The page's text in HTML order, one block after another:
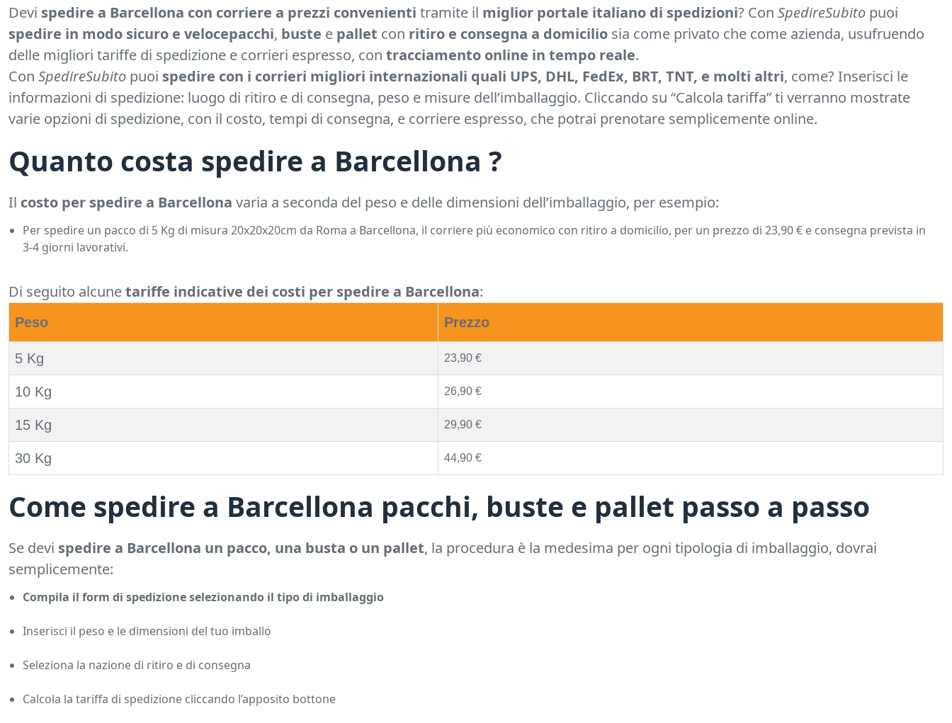
Devi spedire a Barcellona con corriere a prezzi convenienti tramite il miglior portale italiano di spedizioni? Con SpedireSubito puoi
spedire in modo sicuro e velocepacchi, buste e pallet con ritiro e consegna a domicilio sia come privato che come azienda, usufruendo
delle migliori tariffe di spedizione e corrieri espresso, con tracciamento online in tempo reale.
Con SpedireSubito puoi spedire con i corrieri migliori internazionali quali UPS, DHL, FedEx, BRT, TNT, e molti altri, come? Inserisci le
informazioni di spedizione: luogo di ritiro e di consegna, peso e misure dell’imballaggio. Cliccando su “Calcola tariffa” ti verranno mostrate
varie opzioni di spedizione, con il costo, tempi di consegna, e corriere espresso, che potrai prenotare semplicemente online.
Quanto costa spedire a Barcellona ?
Il costo per spedire a Barcellona varia a seconda del peso e delle dimensioni dell’imballaggio, per esempio:
Per spedire un pacco di 5 Kg di misura 20x20x20cm da Roma a Barcellona, il corriere più economico con ritiro a domicilio, per un prezzo di 23,90 € e consegna prevista in
3-4 giorni lavorativi.
Di seguito alcunetariffe indicative dei costi per spedire a Barcellona:
Peso Prezzo
5 Kg 23,90 €
10 Kg 26,90 €
15 Kg 29,90 €
30 Kg 44,90 €
Come spedire a Barcellona pacchi, buste e pallet passo a passo
Se devi spedire a Barcellona un pacco, una busta o un pallet, la procedura è la medesima per ogni tipologia di imballaggio, dovrai
semplicemente:
Compila il form di spedizione selezionando il tipo di imballaggio
Inserisci il peso e le dimensioni del tuo imballo
Seleziona la nazione di ritiro e di consegna
Calcola la tariffa di spedizione cliccando l’apposito bottone